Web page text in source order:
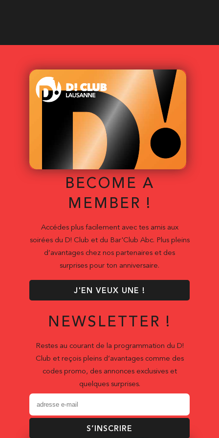
BECOME A
MEMBER !
Accédes plus facilement avec tes amis aux
soirées du D! Club et du Bar'Club Abc. Plus pleins
d’avantages chez nos partenaires et des
surprises pour ton anniversaire.
J'EN VEUX UNE !
NEWSLETTER !
Restes au courant de la programmation du D!
Club et reçois pleins d’avantages comme des
codes promo, des annonces exclusives et
quelques surprises.
S’INSCRIRE